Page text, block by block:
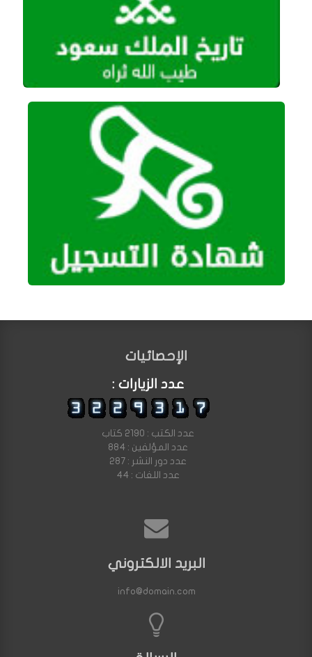
الإحصائيات
عدد الزيارات :
عدد الكتب : 2190 كتاب
عدد المؤلفين : 884
عدد دور النشر : 287
عدد اللغات : 44
البريد الالكتروني
info@domain.com